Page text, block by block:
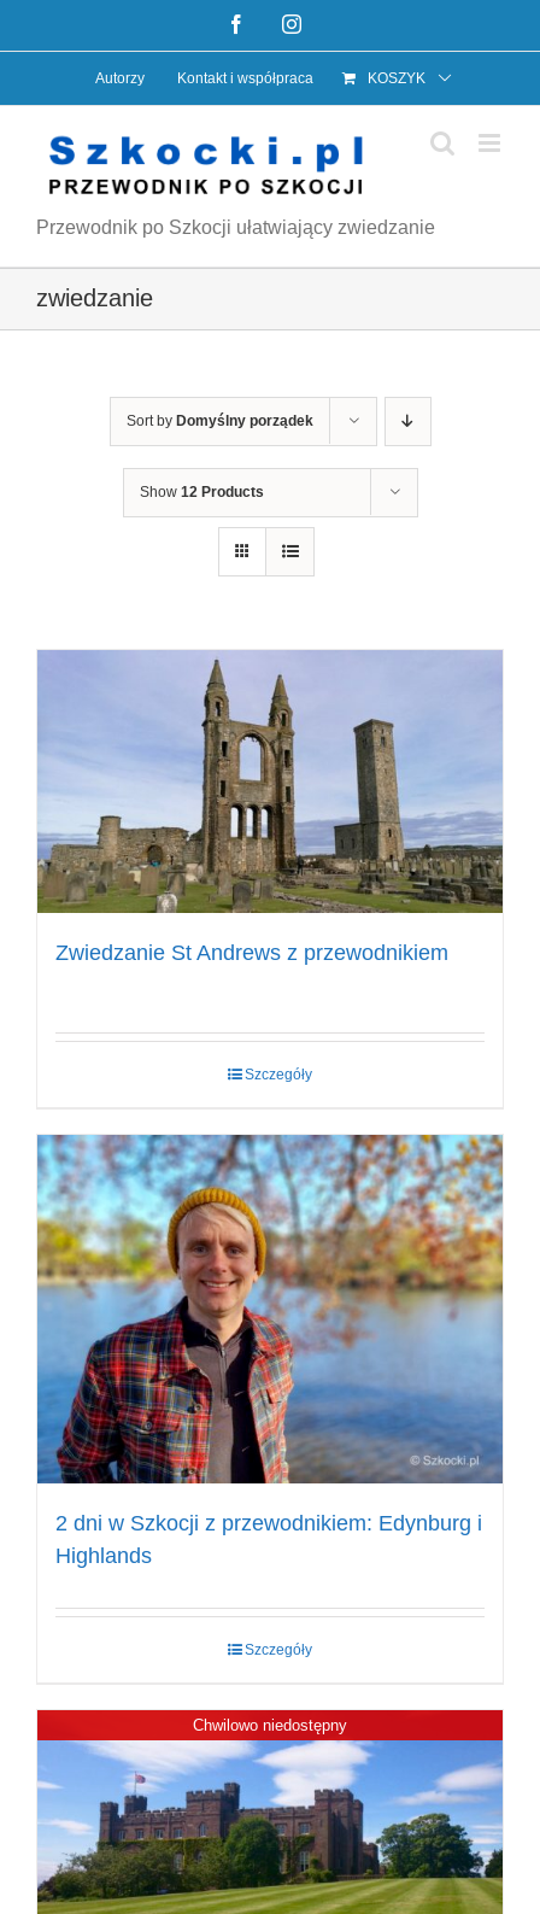
do
FacebookInstagram
Autorzy Kontakt i współpraca KOSZYK
Przewodnik po Szkocji ułatwiający zwiedzanie
zwiedzanie
Sort by Domyślny porządek
Show 12 Products
Zwiedzanie St Andrews z przewodnikiem
Szczegóły
2 dni w Szkocji z przewodnikiem: Edynburg i
Highlands
Szczegóły
Chwilowo niedostępny